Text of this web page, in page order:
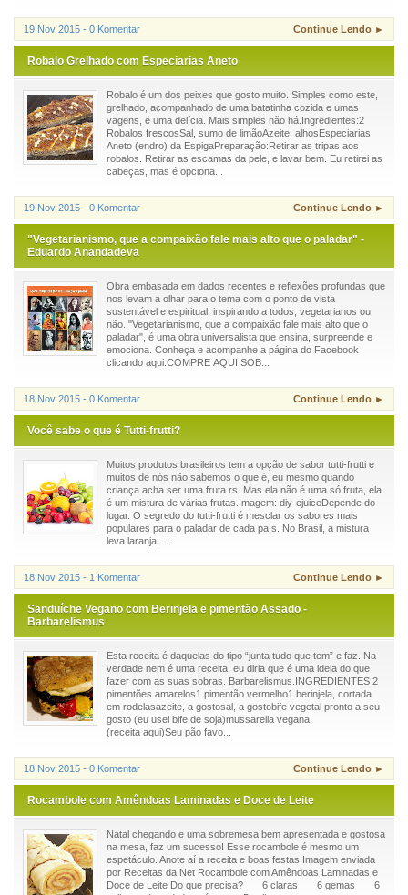
19 Nov 2015 - 0 Komentar Continue Lendo ►
Robalo Grelhado com Especiarias Aneto
Robalo é um dos peixes que gosto muito. Simples como este,
grelhado, acompanhado de uma batatinha cozida e umas
vagens, é uma delícia. Mais simples não há.Ingredientes:2
Robalos frescosSal, sumo de limãoAzeite, alhosEspeciarias
Aneto (endro) da EspigaPreparação:Retirar as tripas aos
robalos. Retirar as escamas da pele, e lavar bem. Eu retirei as
cabeças, mas é opciona...
19 Nov 2015 - 0 Komentar Continue Lendo ►
"Vegetarianismo, que a compaixão fale mais alto que o paladar" -
Eduardo Anandadeva
Obra embasada em dados recentes e reflexões profundas que
nos levam a olhar para o tema com o ponto de vista
sustentável e espiritual, inspirando a todos, vegetarianos ou
não. "Vegetarianismo, que a compaixão fale mais alto que o
paladar", é uma obra universalista que ensina, surpreende e
emociona. Conheça e acompanhe a página do Facebook
clicando aqui.COMPRE AQUI SOB...
18 Nov 2015 - 0 Komentar Continue Lendo ►
Você sabe o que é Tutti-frutti?
Muitos produtos brasileiros tem a opção de sabor tutti-frutti e
muitos de nós não sabemos o que é, eu mesmo quando
criança acha ser uma fruta rs. Mas ela não é uma só fruta, ela
é um mistura de várias frutas.Imagem: diy-ejuiceDepende do
lugar. O segredo do tutti-frutti é mesclar os sabores mais
populares para o paladar de cada país. No Brasil, a mistura
leva laranja, ...
18 Nov 2015 - 1 Komentar Continue Lendo ►
Sanduíche Vegano com Berinjela e pimentão Assado -
Barbarelismus
Esta receita é daquelas do tipo “junta tudo que tem” e faz. Na
verdade nem é uma receita, eu diria que é uma ideia do que
fazer com as suas sobras. Barbarelismus.INGREDIENTES 2
pimentões amarelos1 pimentão vermelho1 berinjela, cortada
em rodelasazeite, a gostosal, a gostobife vegetal pronto a seu
gosto (eu usei bife de soja)mussarella vegana
(receita aqui)Seu pão favo...
18 Nov 2015 - 0 Komentar Continue Lendo ►
Rocambole com Amêndoas Laminadas e Doce de Leite
Natal chegando e uma sobremesa bem apresentada e gostosa
na mesa, faz um sucesso! Esse rocambole é mesmo um
espetáculo. Anote aí a receita e boas festas!Imagem enviada
por Receitas da Net Rocambole com Amêndoas Laminadas e
Doce de Leite Do que precisa? 6 claras 6 gemas 6